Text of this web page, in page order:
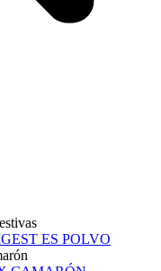
ES POLVO